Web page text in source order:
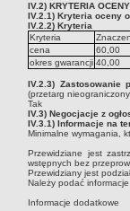
IV.2) KRYTERIA
IV.2.1) Kryteria oceny
IV.2.2) Kryteria
Kryteria
cena
60,00
okres gwarancji 40,00
IV.2.3)
(przetarg
Tak
IV.3) Negocjacje z
IV.3.1) Informacje na
Minimalne wymagania,
Przewidziane jest
wstępnych bez
Przewidziany jest
Należy podać
Informacje dodatkowe